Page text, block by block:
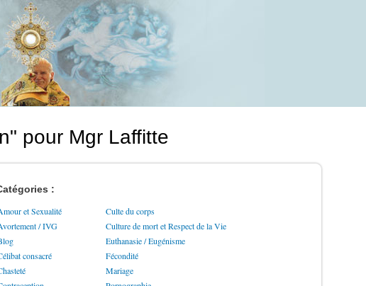
pour Mgr Laffitte
:
et Sexualité
Culte du corps
/ IVG
Culture de mort et Respect de la Vie
Euthanasie / Eugénisme
consacré
Fécondité
Mariage